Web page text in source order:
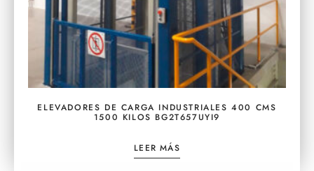
ELEVADORES DE CARGA INDUSTRIALES 400 CMS
1500 KILOS BG2T657UYI9
LEER MÁS